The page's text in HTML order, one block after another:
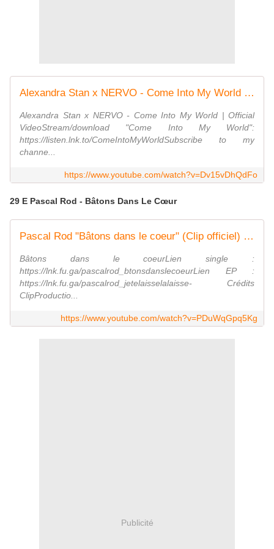
Alexandra Stan x NERVO - Come Into My World | Official Video
Alexandra Stan x NERVO - Come Into My World | Official
VideoStream/download "Come Into My World":
https://listen.lnk.to/ComeIntoMyWorldSubscribe to my
channe...
https://www.youtube.com/watch?v=Dv15vDhQdFo
29 E Pascal Rod - Bâtons Dans Le Cœur
Pascal Rod "Bâtons dans le coeur" (Clip officiel) #pascalrod
Bâtons dans le coeurLien single :
https://lnk.fu.ga/pascalrod_btonsdanslecoeurLien EP :
https://lnk.fu.ga/pascalrod_jetelaisselalaisse- Crédits
ClipProductio...
https://www.youtube.com/watch?v=PDuWqGpq5Kg
Publicité